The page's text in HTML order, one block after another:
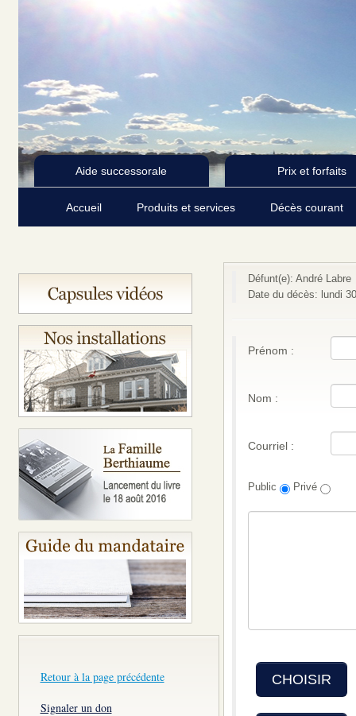
Aide successorale Prix et forfaits
Accueil Produits et services Décès courant
Retour à la page précédente
Signaler un don
Défunt(e): André Labre
Date du décès: lundi
Prénom :
Nom :
Courriel :
Public Privé
CHOISIR